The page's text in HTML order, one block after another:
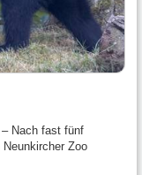
– Nach fast fünf
Neunkircher Zoo